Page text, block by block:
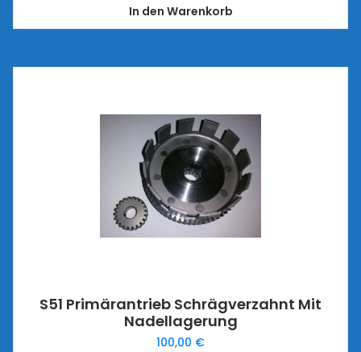
In den Warenkorb
S51 Primärantrieb Schrägverzahnt Mit
Nadellagerung
100,00 €